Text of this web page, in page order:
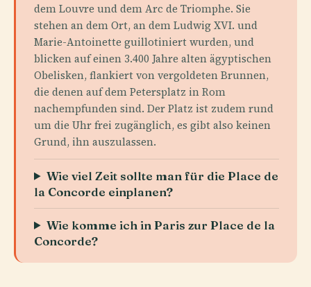
dem Louvre und dem Arc de Triomphe. Sie
stehen an dem Ort, an dem Ludwig XVI. und
Marie-Antoinette guillotiniert wurden, und
blicken auf einen 3.400 Jahre alten ägyptischen
Obelisken, flankiert von vergoldeten Brunnen,
die denen auf dem Petersplatz in Rom
nachempfunden sind. Der Platz ist zudem rund
um die Uhr frei zugänglich, es gibt also keinen
Grund, ihn auszulassen.
Wie viel Zeit sollte man für die Place de
la Concorde einplanen?
Wie komme ich in Paris zur Place de la
Concorde?